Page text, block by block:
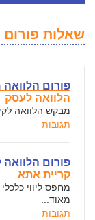
שאלות פורום
פורום
הלוואה לעסק
מבקש הלוואה
תגובות
פורום הלוואה
קריית אתא
מחפס ליווי
מאוד...
תגובות